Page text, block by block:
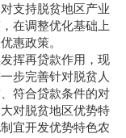
支持脱贫地区产业
在调整优化基础上
惠政策。
挥再贷款作用，现
步完善针对脱贫人
符合贷款条件的对
对脱贫地区优势特
宜开发优势特色农